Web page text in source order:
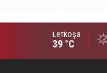
trafiğe kapatılacak
Lefkoşa
39 °C